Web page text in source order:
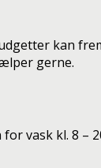
kan
gerne.
vask kl. 8 –